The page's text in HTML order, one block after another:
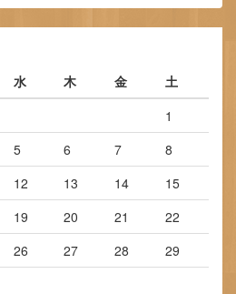
水 木 金
土
1
5 6 7
8
12 13 14
15
19 20 21
22
26 27 28
29